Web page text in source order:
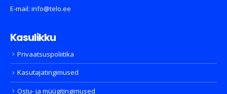
E-mail: info@telo.ee
Kasulikku
Privaatsuspoliitika
Kasutajatingimused
Ostu- ja müügitingimused